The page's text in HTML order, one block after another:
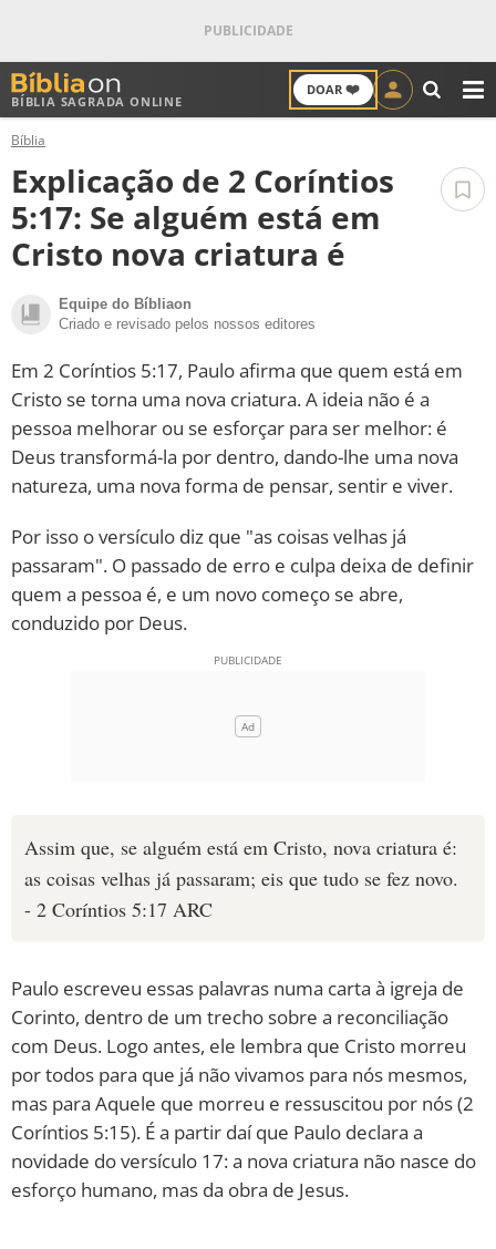
BÍBLIA SAGRADA ONLINE
DOAR ❤️
ANTIGO TESTAMENTO
NOVO TESTAMENTO
VERSÍCULOS
VERSÍCULO DO DIA
PALAVRA DO DIA
SALMO DO DIA
DEVOCIONAL DIÁRIO
10 MANDAMENTOS
ESTUDOS BÍBLICOS
QUEM SOMOS
Bíblia
Explicação de 2 Coríntios
5:17: Se alguém está em
Cristo nova criatura é
Equipe do Bíbliaon
Criado e revisado pelos nossos editores
Em 2 Coríntios 5:17, Paulo afirma que quem está em
Cristo se torna uma nova criatura. A ideia não é a
pessoa melhorar ou se esforçar para ser melhor: é
Deus transformá-la por dentro, dando-lhe uma nova
natureza, uma nova forma de pensar, sentir e viver.
Por isso o versículo diz que "as coisas velhas já
passaram". O passado de erro e culpa deixa de definir
quem a pessoa é, e um novo começo se abre,
conduzido por Deus.
Assim que, se alguém está em Cristo, nova criatura é:
as coisas velhas já passaram; eis que tudo se fez novo.
- 2 Coríntios 5:17 ARC
Paulo escreveu essas palavras numa carta à igreja de
Corinto, dentro de um trecho sobre a reconciliação
com Deus. Logo antes, ele lembra que Cristo morreu
por todos para que já não vivamos para nós mesmos,
mas para Aquele que morreu e ressuscitou por nós (2
Coríntios 5:15). É a partir daí que Paulo declara a
novidade do versículo 17: a nova criatura não nasce do
esforço humano, mas da obra de Jesus.